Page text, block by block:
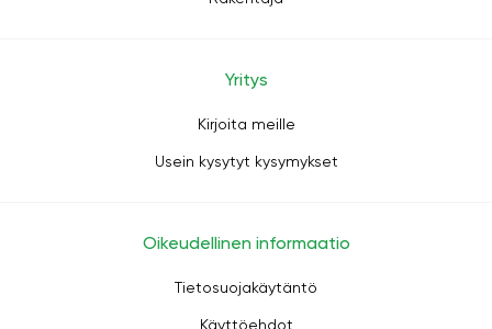
Yritys
Kirjoita meille
Usein kysytyt kysymykset
Oikeudellinen informaatio
Tietosuojakäytäntö
Käyttöehdot